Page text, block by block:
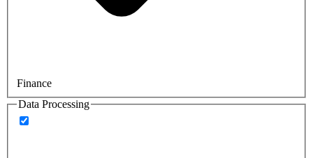
Finance
Data Processing